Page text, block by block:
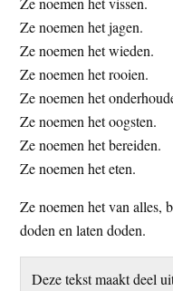
Ze noemen het jagen.
Ze noemen het wieden.
Ze noemen het rooien.
Ze noemen het
Ze noemen het oogsten.
Ze noemen het bereiden.
Ze noemen het eten.
Ze noemen het van alles,
doden en laten doden.
Deze tekst maakt deel